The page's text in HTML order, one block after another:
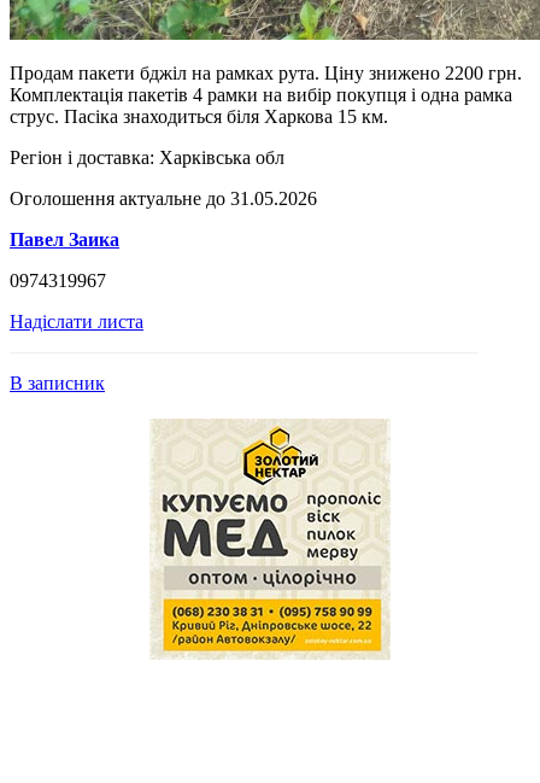
Продам пакети бджіл на рамках рута. Ціну знижено 2200 грн.
Комплектація пакетів 4 рамки на вибір покупця і одна рамка
струс. Пасіка знаходиться біля Харкова 15 км.
Регіон і доставка: Харківська обл
Оголошення актуальне до 31.05.2026
Павел Заика
0974319967
Надіслати листа
В записник